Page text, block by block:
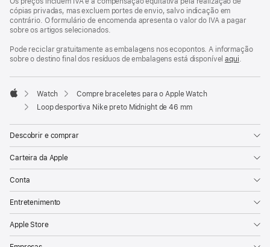
cópias privadas, mas excluem portes de envio, salvo indicação em
contrário. O formulário de encomenda apresenta o valor do IVA a pagar
sobre os artigos selecionados.
Pode reciclar gratuitamente as embalagens nos ecopontos. A informação
sobre o destino final dos resíduos de embalagens está disponívelaqui.
Apple
Watch
Compre braceletes para o Apple Watch
Loop desportiva Nike preto Midnight de 46 mm
Descobrir e comprar
Carteira da Apple
Conta
Entretenimento
Apple Store